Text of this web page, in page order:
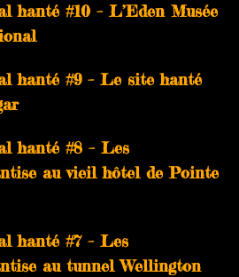
hanté #10 – L’Eden Musée
hanté #9 – Le site hanté
hanté #8 – Les
au vieil hôtel de Pointe
hanté #7 – Les
au tunnel Wellington